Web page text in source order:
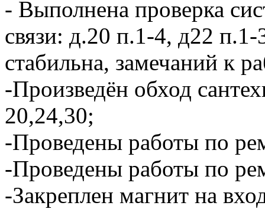
- Выполнена проверка
связи: д.20 п.1-4, д22
стабильна, замечаний к
-Произведён обход
20,24,30;
-Проведены работы по
-Проведены работы по
-Закреплен магнит на